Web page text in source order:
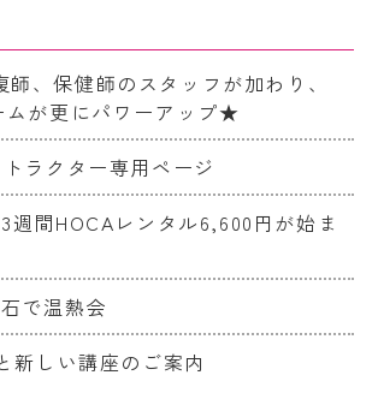
、保健師のスタッフが加わり、
ムが更にパワーアップ★
ラクター専用ページ
週間HOCAレンタル6,600円が始ま
で温熱会
新しい講座のご案内